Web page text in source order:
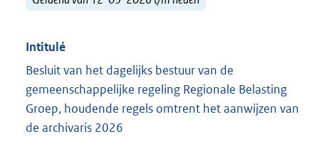
Intitulé
Besluit van het dagelijks bestuur van de
gemeenschappelijke regeling Regionale Belasting
Groep, houdende regels omtrent het aanwijzen van
de archivaris 2026